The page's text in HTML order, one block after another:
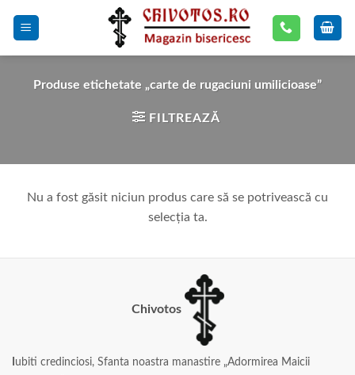
Produse etichetate „carte de rugaciuni umilicioase”
FILTREAZĂ
Nu a fost găsit niciun produs care să se potrivească cu
selecția ta.
Chivotos
ubiti credinciosi, Sfanta noastra manastire „Adormirea Maicii